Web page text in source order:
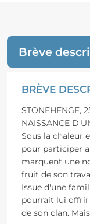
Brève
BRÈVE
STONEHENGE,
NAISSANCE
Sous la chaleur
pour participer
marquent une
fruit de son
Issue d'une
pourrait lui offrir
de son clan.